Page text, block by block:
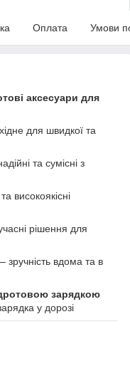
Оплата Умови
аксесуари для
для швидкої та
та сумісні з
високоякісні
рішення для
вдома та в
зарядкою
у дорозі